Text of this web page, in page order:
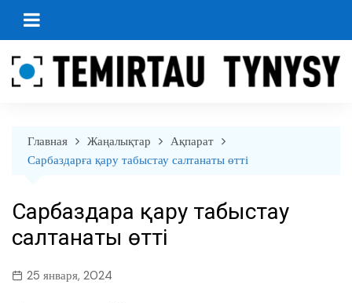
перейти
Главная Жаңалықтар
Ақпарат
Сарбаздарға қару табыстау салтанаты өтті
Сарбаздарға қару табыстау
салтанаты өтті
25 января, 2024